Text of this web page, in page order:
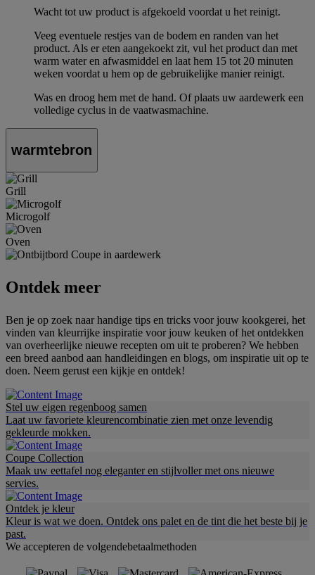
Wacht tot uw product is afgekoeld voordat u het reinigt.
Veeg eventuele restjes van de bodem en randen van het
product. Als er eten aangekoekt zit, vul het product dan met
warm water en afwasmiddel en laat hem 15 tot 20 minuten
weken voordat u hem op de gebruikelijke manier reinigt.
Was en droog hem met de hand. Of plaats uw aardewerk een
volledige cyclus in de vaatwasmachine.
warmtebron
Grill
Microgolf
Oven
Ontdek meer
Ben je op zoek naar handige tips en tricks voor jouw kookgerei, het
vinden van kleurrijke inspiratie voor jouw keuken of het ontdekken
van overheerlijke nieuwe recepten om uit te proberen? We hebben
een breed aanbod aan handleidingen en blogs, om inspiratie uit op te
doen. Neem gerust een kijkje en ontdek!
Stel uw eigen regenboog samen
Laat uw favoriete kleurencombinatie zien met onze levendig
gekleurde mokken.
Coupe Collection
Maak uw eettafel nog eleganter en stijlvoller met ons nieuwe
servies.
Ontdek je kleur
Kleur is wat we doen. Ontdek ons palet en de tint die het beste bij je
past.
We accepteren de volgendebetaalmethoden